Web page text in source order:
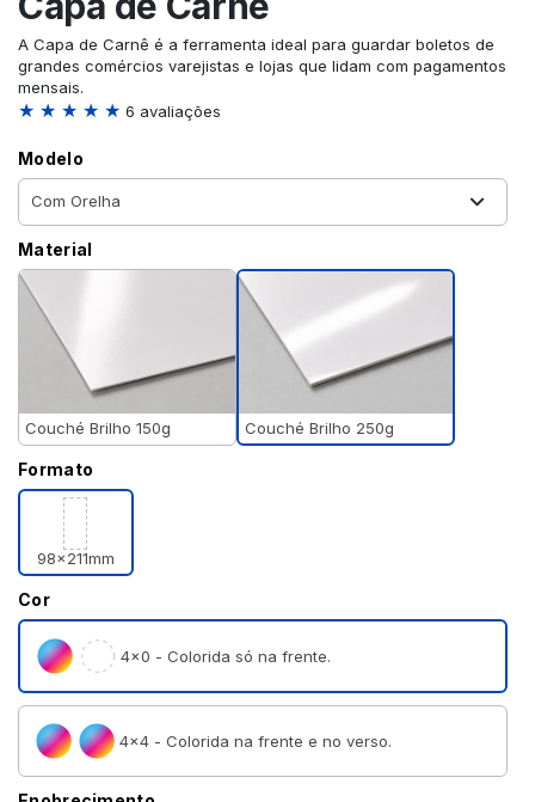
A Capa de Carnê é a ferramenta ideal para guardar boletos de
grandes comércios varejistas e lojas que lidam com pagamentos
mensais.
★ ★ ★ ★ ★ 6 avaliações
Modelo
Material
Couché Brilho 150g Couché Brilho 250g
Formato
98x211mm
Cor
4×0 - Colorida só na frente.
4×4 - Colorida na frente e no verso.